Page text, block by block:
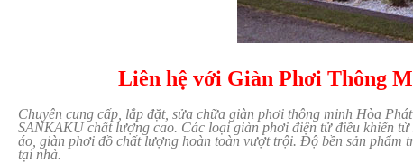
Liên hệ với Giàn Phơi Thông
Chuyên cung cấp, lắp đặt, sửa chữa giàn phơi thông minh Hòa
SANKAKU chất lượng cao. Các loại giàn phơi điện tử điều khiển
áo, giàn phơi đồ chất lượng hoàn toàn vượt trội. Độ bền sản phẩm
tại nhà.